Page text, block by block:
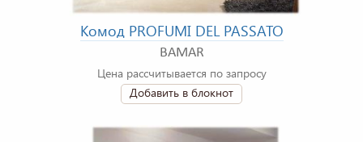
Комод PROFUMI DEL PASSATO
BAMAR
Цена рассчитывается по запросу
Добавить в блокнот